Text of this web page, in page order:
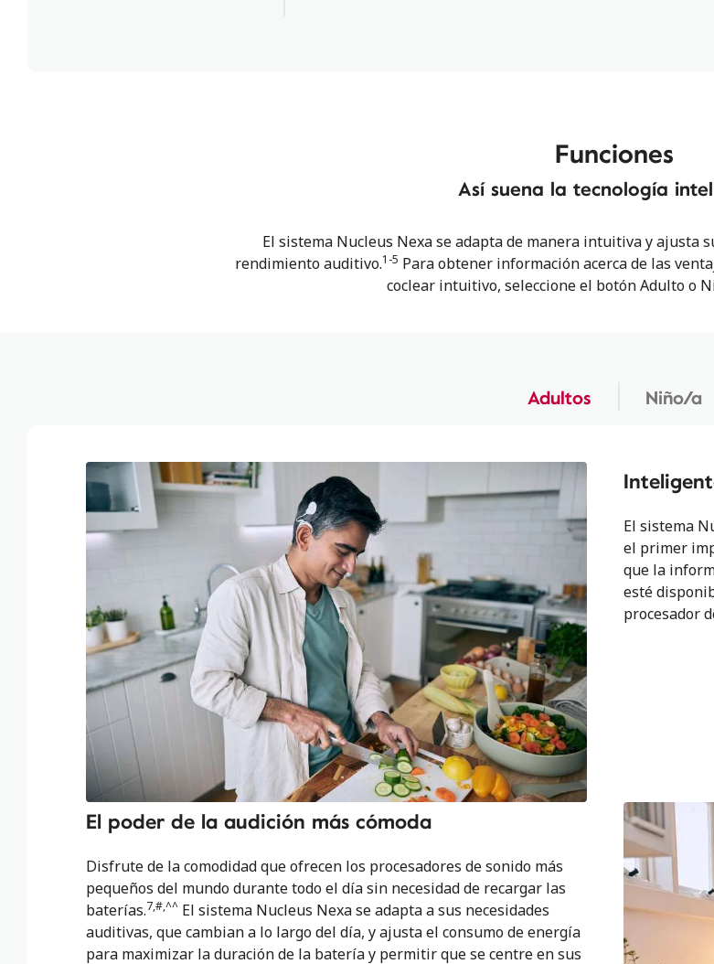
Funciones
Así suena la tecnología
El sistema Nucleus Nexa se adapta de manera intuitiva y ajusta
rendimiento auditivo.1-5 Para obtener información acerca de las
coclear intuitivo, seleccione el botón Adulto o
Adultos Niño/a
El sistema
el primer
que la
esté
procesador
El poder de la audición más cómoda
Disfrute de la comodidad que ofrecen los procesadores de sonido más
pequeños del mundo durante todo el día sin necesidad de recargar las
baterías.7,#,^^ El sistema Nucleus Nexa se adapta a sus necesidades
auditivas, que cambian a lo largo del día, y ajusta el consumo de energía
para maximizar la duración de la batería y permitir que se centre en sus